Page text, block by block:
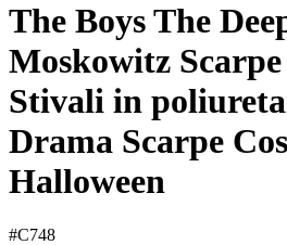
The Boys The
Moskowitz
Stivali in
Drama Scarpe
Halloween
#C748